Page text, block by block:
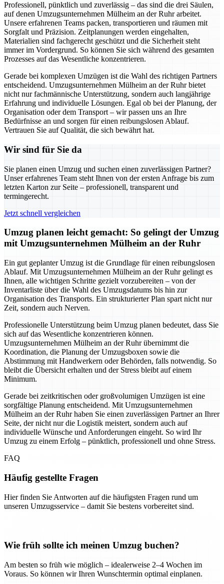
Professionell, pünktlich und zuverlässig – das sind die drei Säulen,
auf denen Umzugsunternehmen Mülheim an der Ruhr arbeitet.
Unsere erfahrenen Teams packen, transportieren und räumen mit
Sorgfalt und Präzision. Zeitplanungen werden eingehalten,
Materialien sind fachgerecht geschützt und die Sicherheit steht
immer im Vordergrund. So können Sie sich während des gesamten
Prozesses auf das Wesentliche konzentrieren.
Gerade bei komplexen Umzügen ist die Wahl des richtigen Partners
entscheidend. Umzugsunternehmen Mülheim an der Ruhr bietet
nicht nur fachmännische Unterstützung, sondern auch langjährige
Erfahrung und individuelle Lösungen. Egal ob bei der Planung, der
Organisation oder dem Transport – wir passen uns an Ihre
Bedürfnisse an und sorgen für einen reibungslosen Ablauf.
Vertrauen Sie auf Qualität, die sich bewährt hat.
Wir sind für Sie da
Sie planen einen Umzug und suchen einen zuverlässigen Partner?
Unser erfahrenes Team steht Ihnen von der ersten Anfrage bis zum
letzten Karton zur Seite – professionell, transparent und
termingerecht.
Jetzt schnell vergleichen
Umzug planen leicht gemacht: So gelingt der Umzug
mit Umzugsunternehmen Mülheim an der Ruhr
Ein gut geplanter Umzug ist die Grundlage für einen reibungslosen
Ablauf. Mit Umzugsunternehmen Mülheim an der Ruhr gelingt es
Ihnen, alle wichtigen Schritte gezielt vorzubereiten – von der
Inventarliste über die Wahl des Umzugsdatums bis hin zur
Organisation des Transports. Ein strukturierter Plan spart nicht nur
Zeit, sondern auch Nerven.
Professionelle Unterstützung beim Umzug planen bedeutet, dass Sie
sich auf das Wesentliche konzentrieren können.
Umzugsunternehmen Mülheim an der Ruhr übernimmt die
Koordination, die Planung der Umzugsboxen sowie die
Abstimmung mit Handwerkern oder Behörden, falls notwendig. So
bleibt die Übersicht erhalten und der Stress bleibt auf einem
Minimum.
Gerade bei zeitkritischen oder großvolumigen Umzügen ist eine
sorgfältige Planung entscheidend. Mit Umzugsunternehmen
Mülheim an der Ruhr haben Sie einen zuverlässigen Partner an Ihrer
Seite, der nicht nur die Logistik meistert, sondern auch auf
individuelle Wünsche und Anforderungen eingeht. So wird Ihr
Umzug zu einem Erfolg – pünktlich, professionell und ohne Stress.
FAQ
Häufig gestellte Fragen
Hier finden Sie Antworten auf die häufigsten Fragen rund um
unseren Umzugsservice – damit Sie bestens vorbereitet sind.
Wie früh sollte ich meinen Umzug buchen?
Am besten so früh wie möglich – idealerweise 2–4 Wochen im
Voraus. So können wir Ihren Wunschtermin optimal einplanen.